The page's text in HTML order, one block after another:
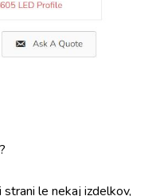
le nekaj izdelkov,